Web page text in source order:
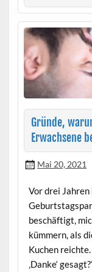
Gründe,
Erwachsene
Mai 20, 2021
Vor drei
beschäftigt,
kümmern, als
Kuchen
‚Danke‘